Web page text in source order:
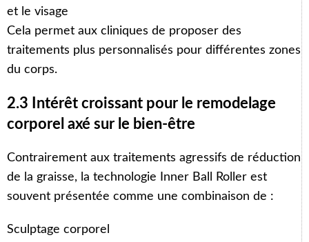
et le visage
Cela permet aux cliniques de proposer des
traitements plus personnalisés pour différentes zones
du corps.
2.3 Intérêt croissant pour le remodelage
corporel axé sur le bien-être
Contrairement aux traitements agressifs de réduction
de la graisse, la technologie Inner Ball Roller est
souvent présentée comme une combinaison de :
Sculptage corporel